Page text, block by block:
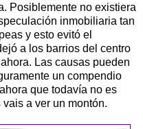
Posiblemente no existiera
inmobiliaria tan
y esto evitó el
a los barrios del centro
Las causas pueden
un compendio
que todavía no es
a ver un montón.